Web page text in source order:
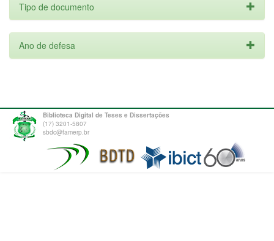
Tipo de documento
Ano de defesa
Biblioteca Digital de Teses e Dissertações
(17) 3201-5807
sbdc@famerp.br